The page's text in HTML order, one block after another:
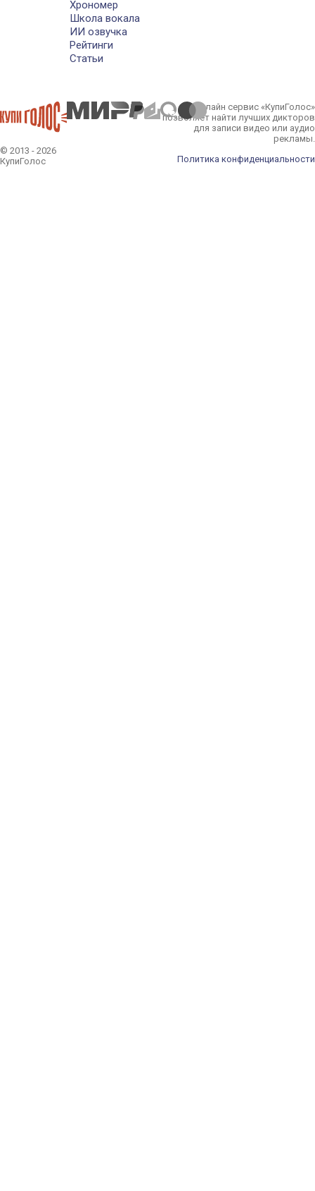
Хрономер
Школа вокала
ИИ озвучка
Рейтинги
Статьи
© 2013 - 2026
КупиГолос
Онлайн сервис «КупиГолос»
позволяет найти лучших дикторов
для записи видео или аудио
рекламы.
Политика конфиденциальности